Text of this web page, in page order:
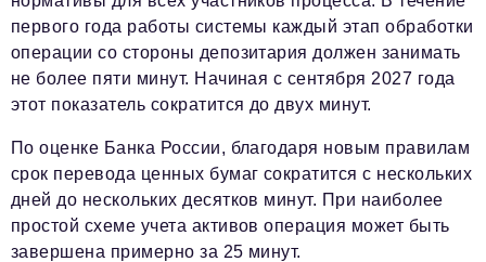
первого года работы системы каждый этап обработки
операции со стороны депозитария должен занимать
не более пяти минут. Начиная с сентября 2027 года
этот показатель сократится до двух минут.
По оценке Банка России, благодаря новым правилам
срок перевода ценных бумаг сократится с нескольких
дней до нескольких десятков минут. При наиболее
простой схеме учета активов операция может быть
завершена примерно за 25 минут.